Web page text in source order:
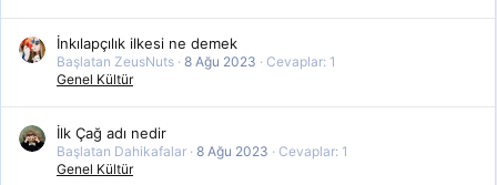
İnkılapçılık ilkesi ne demek
Başlatan ZeusNuts 8 Ağu 2023
Cevaplar: 1
Genel Kültür
İlk Çağ adı nedir
Başlatan Dahikafalar 8 Ağu 2023
Cevaplar: 1
Genel Kültür